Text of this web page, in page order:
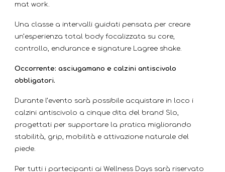
mat work.
Una classe a intervalli guidati pensata per creare
un’esperienza total body focalizzata su core,
controllo, endurance e signature Lagree shake.
Occorrente: asciugamano e calzini antiscivolo
obbligatori.
Durante l’evento sarà possibile acquistare in loco i
calzini antiscivolo a cinque dita del brand Slo,
progettati per supportare la pratica migliorando
stabilità, grip, mobilità e attivazione naturale del
piede.
Per tutti i partecipanti ai Wellness Days sarà riservato